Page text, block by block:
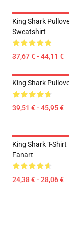
King Shark
Sweatshirt
37,67 € - 44,11 €
King Shark
39,51 € - 45,95 €
King Shark T-
Fanart
24,38 € - 28,06 €